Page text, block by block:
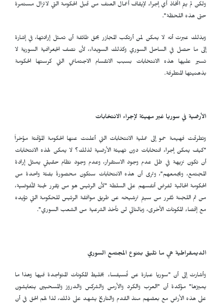
ولكن لم يتم اتخاذ أي إجراء لإيقاف أعمال العنف من قبل الحكومة التي لاتزال مستمرة
حتى هذه اللحظة".
وبذلك عبرت أنه لا يمكن لمن أرتكب المجازر بحق طائفة أن تمثل إرادتها، في إشارة
إلى ما حصل في الساحل السوري وكذلك السويداء، لأن نصف الجغرافية السورية لا
تسير عليها هذه الانتخابات بسبب الانقسام الاجتماعي التي كرستها الحكومة
بذهنيتها المتطرفة.
الأرضية في سوريا غير مهيئة لإجراء الانتخابات
وتطرقت فهيمة حمو إلى عملية الانتخابات التي أعلنت عنها الحكومة المؤقتة مؤخراً
"كيف يمكن إجراء انتخابات دون تهيئة الأرضية لذلك؟ لا يمكن لهذه الانتخابات
أن تكون نزيهة في ظل عدم وجود الاستقرار، وعدم وجود نظام حقيقي يمثل إرادة
المجتمع، ويجمعهم"، وترى أن هذه الانتخابات ستكون محصورةً بفئة واحدة من
الحكومة الحالية لفرض أنفسهم على السلطة "لأن الرئيس هو من يُقرر لجنة المُفوضية،
من ثم اللجنة تُقرر من سيتم ترشيحه عن طريق موافقة الرئيس للحكومة التي تؤيده
مع إقصاء المكونات الأخرى، وبالتالي لن تأخذ الشرعية من الشعب السوري".
الديمقراطية هي ما تليق بتنوع المجتمع السوري
وأشارت إلى أن "سوريا عبارة عن فُسيفساء بخليط المكونات المتواجدة فيها وهذا ما
يميزها" مؤكدة أن "العرب والكرد والأرمن والشركس والدروز والمسحيين يتعايشون
على هذه الأرض مع بعضهم منذ القدم والتاريخ يشهد على ذلك، لذا لهم الحق في أن